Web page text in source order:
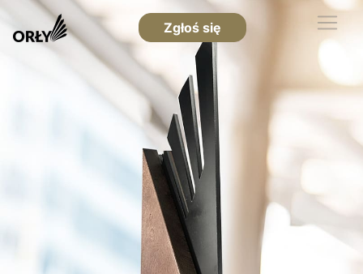
Zgłoś się